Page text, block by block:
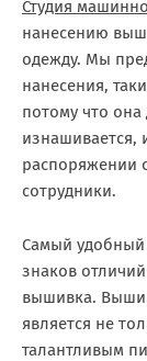
Студия
нанесению
одежду. Мы
нанесения,
потому что
изнашивается,
распоряжении
сотрудники.
Самый удобный
знаков
вышивка.
является не
талантливым